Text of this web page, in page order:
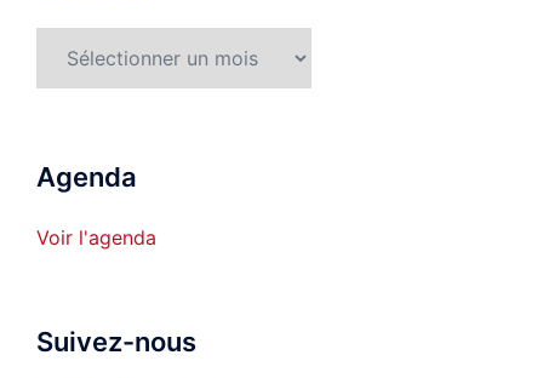
Agenda
Voir l'agenda
Suivez-nous